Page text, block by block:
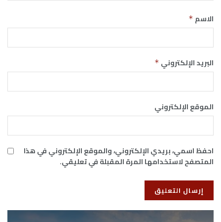
الاسم *
البريد الإلكتروني *
الموقع الإلكتروني
احفظ اسمي، بريدي الإلكتروني، والموقع الإلكتروني في هذا
المتصفح لاستخدامها المرة المقبلة في تعليقي.